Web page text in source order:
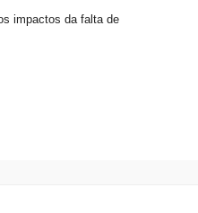
impactos da falta de